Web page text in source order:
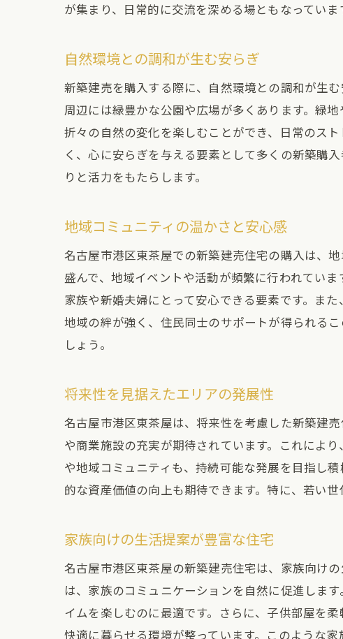
が集まり、日常的に交流を深める場ともなっていま
自然環境との調和が生む安らぎ
新築建売を購入する際に、自然環境との調和が生
周辺には緑豊かな公園や広場が多くあります。緑
折々の自然の変化を楽しむことができ、日常のス
く、心に安らぎを与える要素として多くの新築購
りと活力をもたらします。
地域コミュニティの温かさと安心感
名古屋市港区東茶屋での新築建売住宅の購入は、
盛んで、地域イベントや活動が頻繁に行われてい
家族や新婚夫婦にとって安心できる要素です。ま
地域の絆が強く、住民同士のサポートが得られる
しょう。
将来性を見据えたエリアの発展性
名古屋市港区東茶屋は、将来性を考慮した新築建
や商業施設の充実が期待されています。これによ
や地域コミュニティも、持続可能な発展を目指し
的な資産価値の向上も期待できます。特に、若い
家族向けの生活提案が豊富な住宅
名古屋市港区東茶屋の新築建売住宅は、家族向け
は、家族のコミュニケーションを自然に促進しま
イムを楽しむのに最適です。さらに、子供部屋を
快適に暮らせる環境が整っています。このような